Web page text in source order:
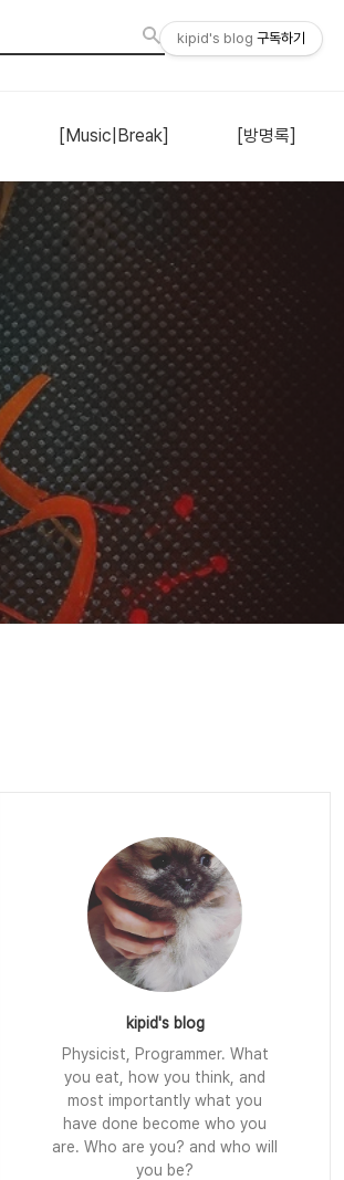
[Music|Break] [방명록]
kipid's blog
Physicist, Programmer. What
you eat, how you think, and
most importantly what you
have done become who you
are. Who are you? and who will
you be?
kipid's blog 구독하기